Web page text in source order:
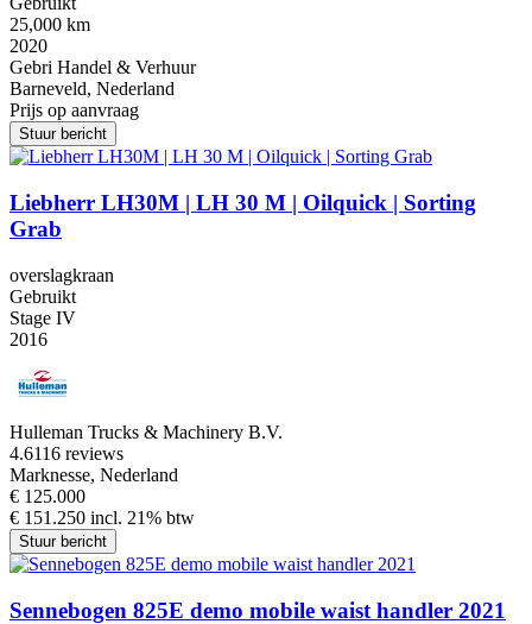
25,000 km
2020
Gebri Handel & Verhuur
Barneveld, Nederland
Prijs op aanvraag
Stuur bericht
Liebherr LH30M | LH 30 M | Oilquick | Sorting
Grab
overslagkraan
Gebruikt
Stage IV
2016
Hulleman Trucks & Machinery B.V.
4.6116 reviews
Marknesse, Nederland
€ 125.000
€ 151.250 incl. 21% btw
Stuur bericht
Sennebogen 825E demo mobile waist handler 2021